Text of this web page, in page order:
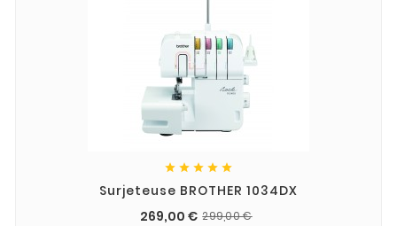
    
Surjeteuse BROTHER 1034DX
269,00 € 299,00 €